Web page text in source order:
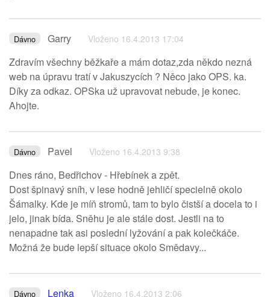
Dávno Garry Vloženo 16.4.2013 17:04
Zdravím všechny běžkaře a mám dotaz,zda někdo nezná
web na úpravu tratí v Jakuszycích ? Něco jako OPS. ka.
Díky za odkaz. OPSka už upravovat nebude, je konec.
Ahojte.
Dávno Pavel Vloženo 16.4.2013 9:38
Dnes ráno, Bedřichov - Hřebínek a zpět.
Dost špinavý sníh, v lese hodně jehličí specielně okolo
Šámalky. Kde je míň stromů, tam to bylo čistší a docela to i
jelo, jinak bída. Sněhu je ale stále dost. Jestli na to
nenapadne tak asi poslední lyžování a pak kolečkáče.
Možná že bude lepší situace okolo Smědavy...
Dávno Lenka Vloženo 16.4.2013 2:06